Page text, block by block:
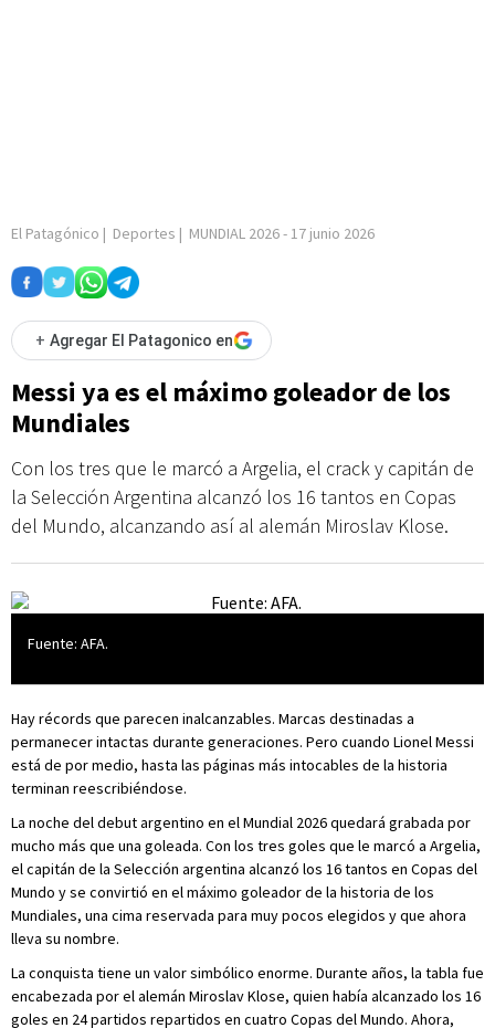
El Patagónico | Deportes | MUNDIAL 2026- 17 junio 2026
+ Agregar El Patagonico en
Messi ya es el máximo goleador de los
Mundiales
Con los tres que le marcó a Argelia, el crack y capitán de
la Selección Argentina alcanzó los 16 tantos en Copas
del Mundo, alcanzando así al alemán Miroslav Klose.
Fuente: AFA.
Hay récords que parecen inalcanzables. Marcas destinadas a
permanecer intactas durante generaciones. Pero cuando Lionel Messi
está de por medio, hasta las páginas más intocables de la historia
terminan reescribiéndose.
La noche del debut argentino en el Mundial 2026 quedará grabada por
mucho más que una goleada. Con los tres goles que le marcó a Argelia,
el capitán de la Selección argentina alcanzó los 16 tantos en Copas del
Mundo y se convirtió en el máximo goleador de la historia de los
Mundiales, una cima reservada para muy pocos elegidos y que ahora
lleva su nombre.
La conquista tiene un valor simbólico enorme. Durante años, la tabla fue
encabezada por el alemán Miroslav Klose, quien había alcanzado los 16
goles en 24 partidos repartidos en cuatro Copas del Mundo. Ahora,